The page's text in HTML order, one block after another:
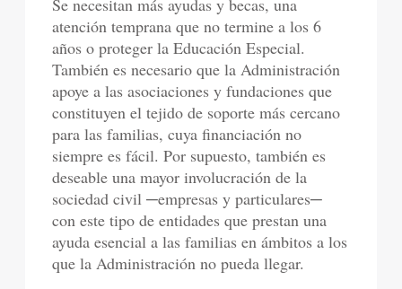
Se necesitan más ayudas y becas, una
atención temprana que no termine a los 6
años o proteger la Educación Especial.
También es necesario que la Administración
apoye a las asociaciones y fundaciones que
constituyen el tejido de soporte más cercano
para las familias, cuya financiación no
siempre es fácil. Por supuesto, también es
deseable una mayor involucración de la
sociedad civil ─empresas y particulares─
con este tipo de entidades que prestan una
ayuda esencial a las familias en ámbitos a los
que la Administración no pueda llegar.